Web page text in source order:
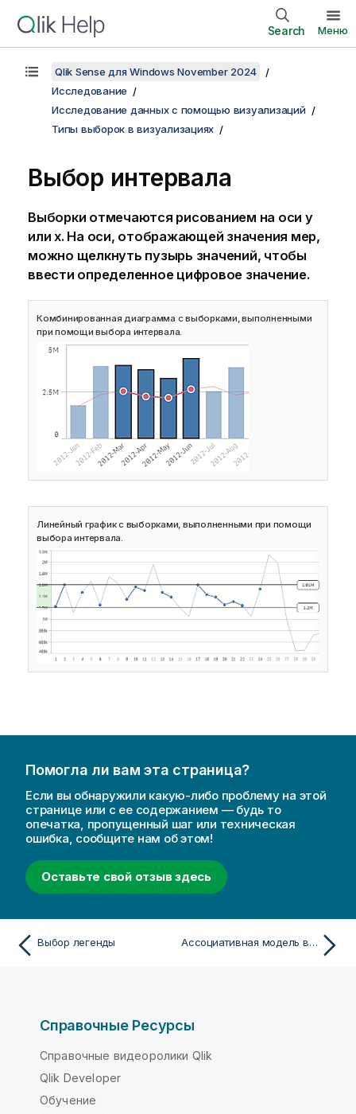
Search Меню
Qlik Sense для Windows November 2024
Исследование
Исследование данных с помощью визуализаций
Типы выборок в визуализациях
Выбор интервала
Выборки отмечаются рисованием на оси y
или x. На оси, отображающей значения мер,
можно щелкнуть пузырь значений, чтобы
ввести определенное цифровое значение.
Комбинированная диаграмма с выборками, выполненными
при помощи выбора интервала.
Линейный график с выборками, выполненными при помощи
выбора интервала.
Помогла ли вам эта страница?
Если вы обнаружили какую-либо проблему на этой
странице или с ее содержанием — будь то
опечатка, пропущенный шаг или техническая
ошибка, сообщите нам об этом!
Оставьте свой отзыв здесь
Выбор легенды Ассоциативная модель выборки
Справочные Ресурсы
Справочные видеоролики Qlik
Qlik Developer
Обучение